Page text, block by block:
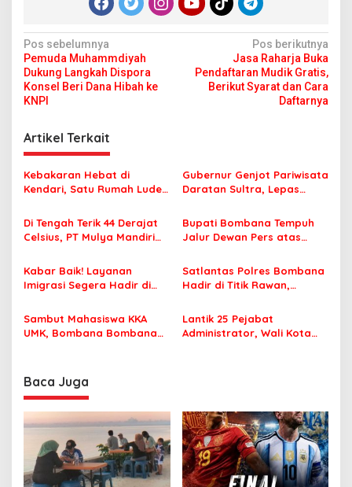
N
a
v
i
g
a
s
i
p
o
s
Pos sebelumnya
Pemuda Muhammdiyah
Dukung Langkah Dispora
Konsel Beri Dana Hibah ke
KNPI
Pos berikutnya
Jasa Raharja Buka
Pendaftaran Mudik Gratis,
Berikut Syarat dan Cara
Daftarnya
Artikel Terkait
Kebakaran Hebat di
Kendari, Satu Rumah Ludes
Gubernur Genjot Pariwisata
Daratan Sultra, Lepas
Tiga Kabupaten Unggulan
Di Tengah Terik 44 Derajat
Celsius, PT Mulya Mandiri
Jamaah Tetap Sehat dan
Nyaman Beribadah
Bupati Bombana Tempuh
Jalur Dewan Pers atas
Korupsi Jembatan Cirauci II
Kabar Baik! Layanan
Imigrasi Segera Hadir di
Perlu Lagi ke Kendari
Satlantas Polres Bombana
Hadir di Titik Rawan,
Sekolah dengan Aman
Sambut Mahasiswa KKA
UMK, Bombana Bombana
Lantik 25 Pejabat
Administrator, Wali Kota
Baca Juga